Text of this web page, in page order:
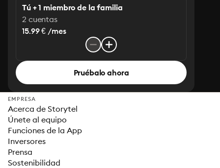
Tú + 1 miembro de la familia
2 cuentas
15.99 € /mes
Pruébalo ahora
EMPRESA
Acerca de Storytel
Únete al equipo
Funciones de la App
Inversores
Prensa
Sostenibilidad